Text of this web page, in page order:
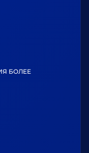
БОЛЕЕ